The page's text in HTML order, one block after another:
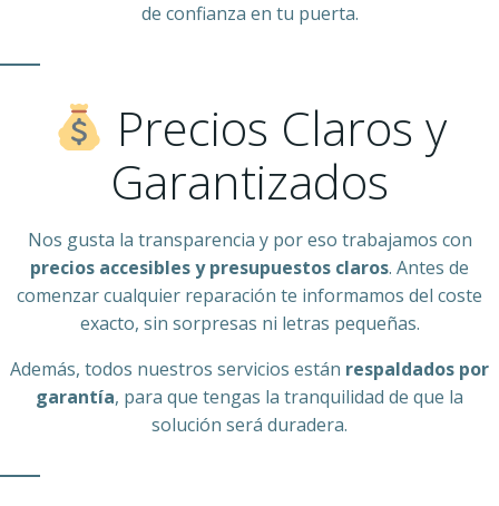
de confianza en tu puerta.
Precios Claros y
Garantizados
Nos gusta la transparencia y por eso trabajamos con
precios accesibles y presupuestos claros. Antes de
comenzar cualquier reparación te informamos del coste
exacto, sin sorpresas ni letras pequeñas.
Además, todos nuestros servicios están respaldados por
garantía, para que tengas la tranquilidad de que la
solución será duradera.